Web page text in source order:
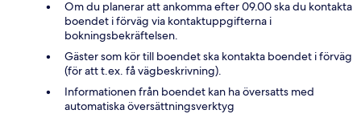
Om du planerar att ankomma efter 09.00 ska du kontakta
boendet i förväg via kontaktuppgifterna i
bokningsbekräftelsen.
Gäster som kör till boendet ska kontakta boendet i förväg
(för att t.ex. få vägbeskrivning).
Informationen från boendet kan ha översatts med
automatiska översättningsverktyg